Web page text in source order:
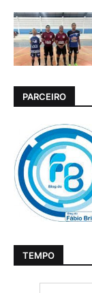
PARCEIRO
TEMPO